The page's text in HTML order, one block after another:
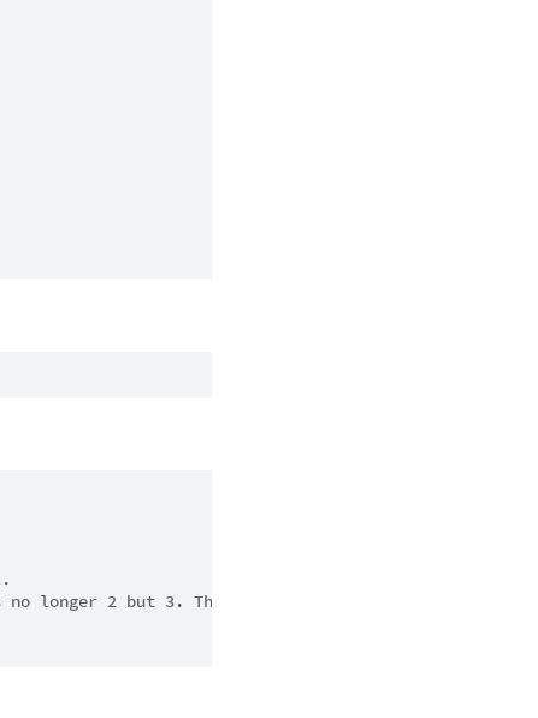
longer 2 but 3. Therefore, the CAS operation fails.